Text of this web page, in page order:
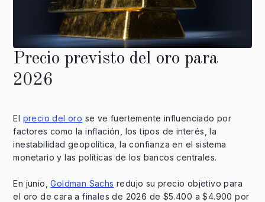
Precio previsto del oro para
2026
El precio del oro se ve fuertemente influenciado por
factores como la inflación, los tipos de interés, la
inestabilidad geopolítica, la confianza en el sistema
monetario y las políticas de los bancos centrales.
En junio,Goldman Sachs redujo su precio objetivo para
el oro de cara a finales de 2026 de $5.400 a $4.900 por